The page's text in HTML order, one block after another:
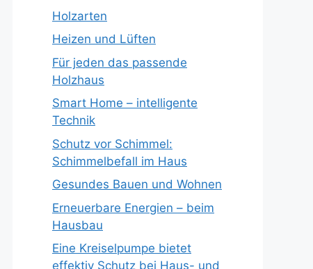
Holzarten
Heizen und Lüften
Für jeden das passende
Holzhaus
Smart Home – intelligente
Technik
Schutz vor Schimmel:
Schimmelbefall im Haus
Gesundes Bauen und Wohnen
Erneuerbare Energien – beim
Hausbau
Eine Kreiselpumpe bietet
effektiv Schutz bei Haus- und